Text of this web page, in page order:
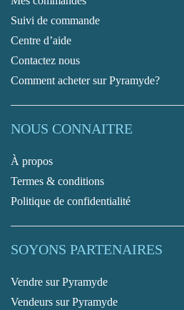
Suivi de commande
Centre d’aide
Contactez nous
Comment acheter sur Pyramyde?
NOUS CONNAITRE
À propos
Termes & conditions
Politique de confidentialité
SOYONS PARTENAIRES
Vendre sur Pyramyde
Vendeurs sur Pyramyde